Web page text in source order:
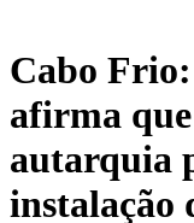
Cabo
afirma que
autarquia
instalação